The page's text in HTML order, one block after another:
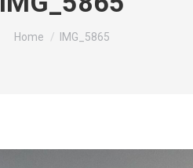
You are here:
Home IMG_5865